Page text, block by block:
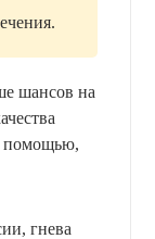
шансов на
помощью,
гнева